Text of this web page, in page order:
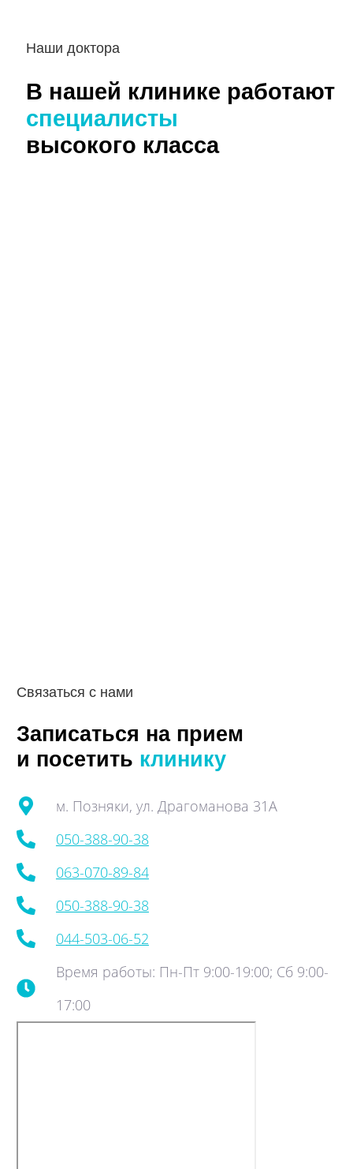
Наши доктора
В нашей клинике работают
специалисты
высокого класса
Связаться с нами
Записаться на прием
и посетить клинику
м. Позняки, ул. Драгоманова 31А
050-388-90-38
063-070-89-84
050-388-90-38
044-503-06-52
Время работы: Пн-Пт 9:00-19:00; Сб 9:00-
17:00